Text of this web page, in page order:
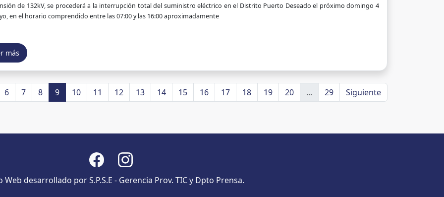
de 132kV, se procederá a la interrupción total del suministro eléctrico en el Distrito Puerto Deseado el próximo domingo 4
en el horario comprendido entre las 07:00 y las 16:00 aproximadamente
más
6 7 8 9 10 11 12 13 14 15 16 17 18 19 20 ... 29 Siguiente
Web desarrollado por S.P.S.E - Gerencia Prov. TIC y Dpto Prensa.